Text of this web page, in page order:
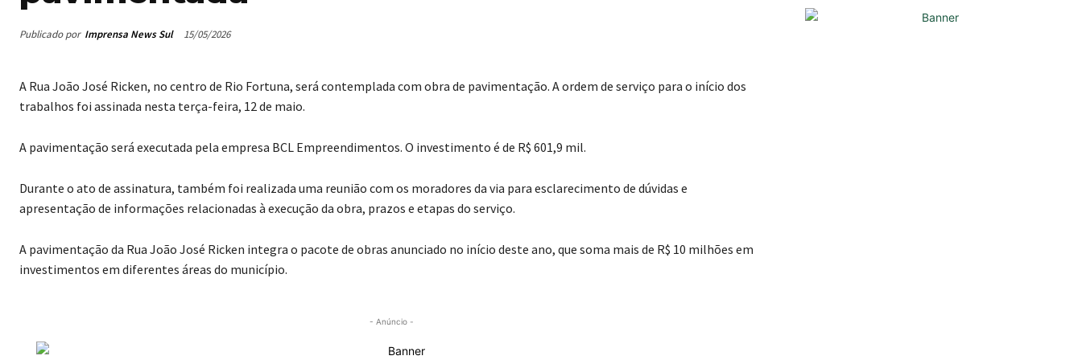
Publicado por Imprensa News Sul 15/05/2026
A Rua João José Ricken, no centro de Rio Fortuna, será contemplada com obra de pavimentação. A ordem de serviço para o início dos
trabalhos foi assinada nesta terça-feira, 12 de maio.
A pavimentação será executada pela empresa BCL Empreendimentos. O investimento é de R$ 601,9 mil.
Durante o ato de assinatura, também foi realizada uma reunião com os moradores da via para esclarecimento de dúvidas e
apresentação de informações relacionadas à execução da obra, prazos e etapas do serviço.
A pavimentação da Rua João José Ricken integra o pacote de obras anunciado no início deste ano, que soma mais de R$ 10 milhões em
investimentos em diferentes áreas do município.
- Anúncio -